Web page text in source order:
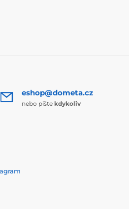
eshop@dometa.cz
nebo pište kdykoliv